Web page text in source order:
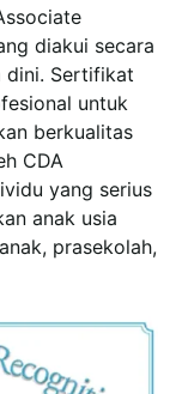
diakui secara
dini. Sertifikat
untuk
berkualitas
CDA
yang serius
anak usia
prasekolah,